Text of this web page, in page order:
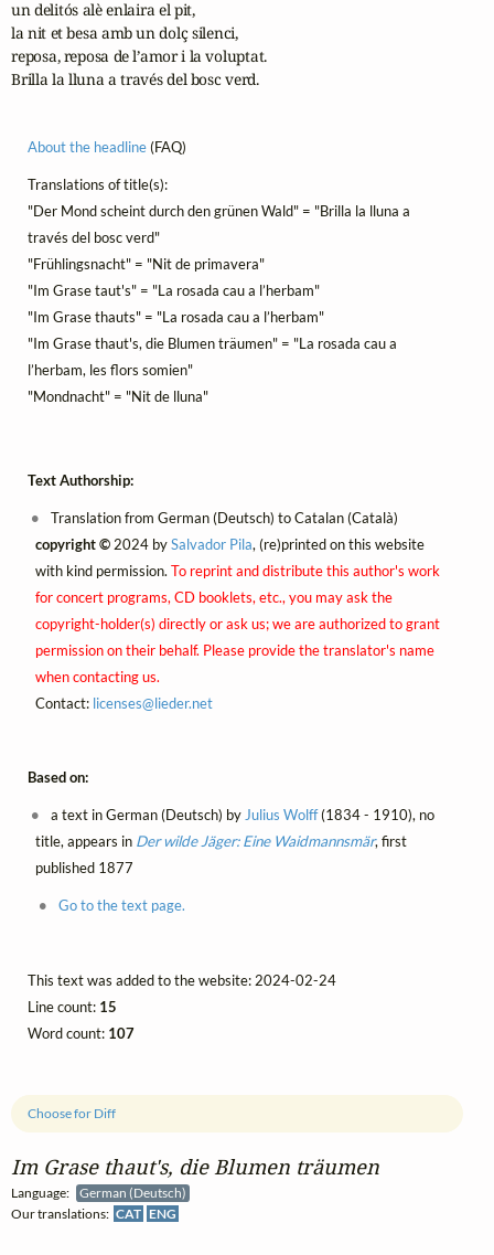
Im Grase thaut's, die Blumen träumen
Language:
German (Deutsch)
Our translations: CAT ENG
Choose for Diff
un delitós alè enlaira el pit,
la nit et besa amb un dolç silenci,
reposa, reposa de l’amor i la voluptat.
Brilla la lluna a través del bosc verd.
About the headline(FAQ)
Translations of title(s):
"Der Mond scheint durch den grünen Wald" = "Brilla la lluna a
través del bosc verd"
"Frühlingsnacht" = "Nit de primavera"
"Im Grase taut's" = "La rosada cau a l’herbam"
"Im Grase thauts" = "La rosada cau a l’herbam"
"Im Grase thaut's, die Blumen träumen" = "La rosada cau a
l’herbam, les flors somien"
"Mondnacht" = "Nit de lluna"
Text Authorship:
Translation from German (Deutsch) to Catalan (Català)
copyright ©2024 bySalvador Pila, (re)printed on this website
with kind permission. To reprint and distribute this author's work
for concert programs, CD booklets, etc., you may ask the
copyright-holder(s) directly or ask us; we are authorized to grant
permission on their behalf. Please provide the translator's name
when contacting us.
Contact: licenses@lieder.net
Based on:
a text in German (Deutsch) by Julius Wolff(1834 - 1910), no
title, appears in Der wilde Jäger: Eine Waidmannsmär, first
published 1877
Go to the text page.
This text was added to the website: 2024-02-24
Line count: 15
Word count: 107